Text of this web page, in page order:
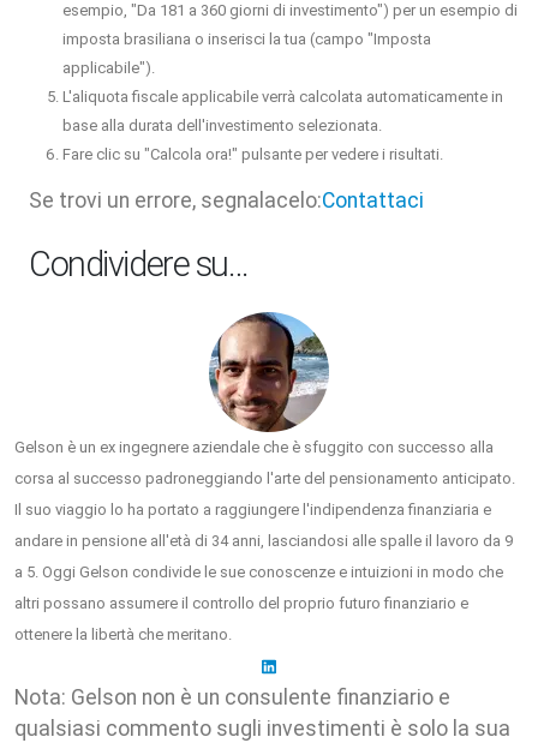
esempio, "Da 181 a 360 giorni di investimento") per un esempio di
imposta brasiliana o inserisci la tua (campo "Imposta
applicabile").
L'aliquota fiscale applicabile verrà calcolata automaticamente in
base alla durata dell'investimento selezionata.
Fare clic su "Calcola ora!" pulsante per vedere i risultati.
Se trovi un errore, segnalacelo:Contattaci
Condividere su…
Gelson è un ex ingegnere aziendale che è sfuggito con successo alla
corsa al successo padroneggiando l'arte del pensionamento anticipato.
Il suo viaggio lo ha portato a raggiungere l'indipendenza finanziaria e
andare in pensione all'età di 34 anni, lasciandosi alle spalle il lavoro da 9
a 5. Oggi Gelson condivide le sue conoscenze e intuizioni in modo che
altri possano assumere il controllo del proprio futuro finanziario e
ottenere la libertà che meritano.
Nota: Gelson non è un consulente finanziario e
qualsiasi commento sugli investimenti è solo la sua